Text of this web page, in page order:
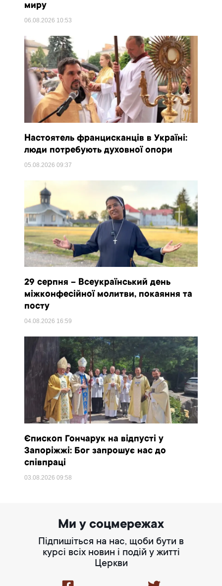
миру
06.08.2026 10:53
Настоятель францисканців в Україні:
люди потребують духовної опори
05.08.202609:37
29 серпня – Всеукраїнський день
міжконфесійної молитви, покаяння та
посту
04.08.2026 16:59
Єпископ Гончарук на відпусті у
Запоріжжі: Бог запрошує нас до
співпраці
03.08.202609:58
Ми у соцмережах
Підпишіться на нас, щоби бути в
курсі всіх новин і подій у житті
Церкви